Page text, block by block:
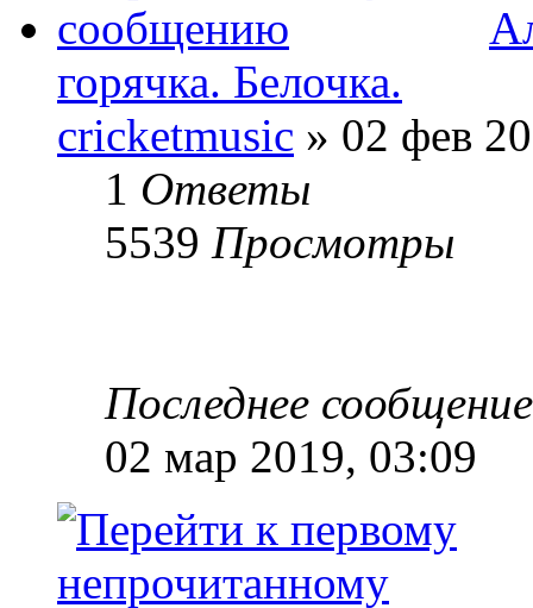
горячка. Белочка.
cricketmusic » 02 фев
1 Ответы
5539 Просмотры
Последнее
02 мар 2019, 03:09